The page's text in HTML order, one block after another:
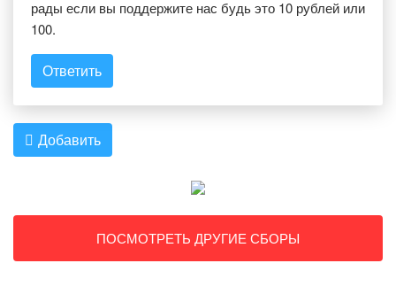
рады если вы поддержите нас будь это 10 рублей или
100.
Ответить
Добавить
ПОСМОТРЕТЬ ДРУГИЕ СБОРЫ